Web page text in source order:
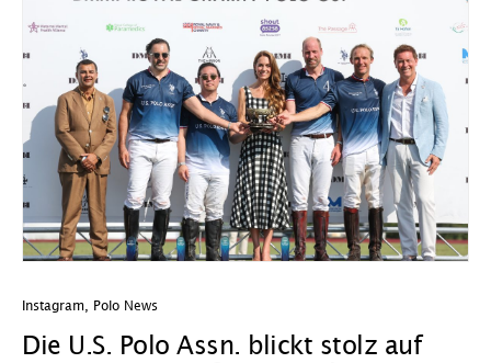
Instagram Polo News
Die U.S. Polo Assn. blickt stolz auf